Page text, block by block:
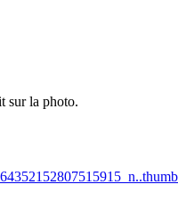
sur la photo.